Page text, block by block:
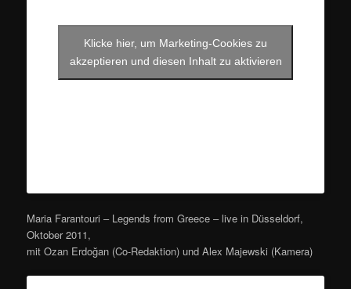
Klicke hier, um Marketing-Cookies zu
akzeptieren und diesen Inhalt zu aktivieren
Maria Farantouri – Legends from Greece – live in Düsseldorf,
Oktober 2011,
mit Ozan Erdoğan (Co-Redaktion) und Alex Majewski (Kamera)